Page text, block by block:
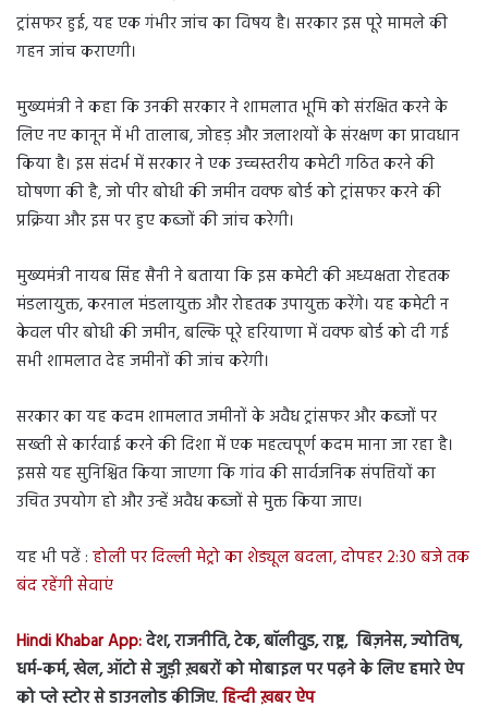
ट्रांसफर हुई, यह एक गंभीर जांच का विषय है। सरकार इस पूरे मामले की
गहन जांच कराएगी।
मुख्यमंत्री ने कहा कि उनकी सरकार ने शामलात भूमि को संरक्षित करने के
लिए नए कानून में भी तालाब, जोहड़ और जलाशयों के संरक्षण का प्रावधान
किया है। इस संदर्भ में सरकार ने एक उच्चस्तरीय कमेटी गठित करने की
घोषणा की है, जो पीर बोधी की जमीन वक्फ बोर्ड को ट्रांसफर करने की
प्रक्रिया और इस पर हुए कब्जों की जांच करेगी।
मुख्यमंत्री नायब सिंह सैनी ने बताया कि इस कमेटी की अध्यक्षता रोहतक
मंडलायुक्त, करनाल मंडलायुक्त और रोहतक उपायुक्त करेंगे। यह कमेटी न
केवल पीर बोधी की जमीन, बल्कि पूरे हरियाणा में वक्फ बोर्ड को दी गई
सभी शामलात देह जमीनों की जांच करेगी।
सरकार का यह कदम शामलात जमीनों के अवैध ट्रांसफर और कब्जों पर
सख्ती से कार्रवाई करने की दिशा में एक महत्वपूर्ण कदम माना जा रहा है।
इससे यह सुनिश्चित किया जाएगा कि गांव की सार्वजनिक संपत्तियों का
उचित उपयोग हो और उन्हें अवैध कब्जों से मुक्त किया जाए।
यह भी पढें : होली पर दिल्ली मेट्रो का शेड्यूल बदला, दोपहर 2:30 बजे तक
बंद रहेंगी सेवाएं
Hindi Khabar App:देश, राजनीति, टेक, बॉलीवुड, राष्ट्र, बिज़नेस, ज्योतिष,
धर्म-कर्म, खेल, ऑटो से जुड़ी ख़बरों को मोबाइल पर पढ़ने के लिए हमारे ऐप
को प्ले स्टोर से डाउनलोड कीजिए.हिन्दी ख़बर ऐप